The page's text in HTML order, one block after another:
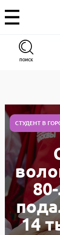
ПОИСК
СТУДЕНТ В
14